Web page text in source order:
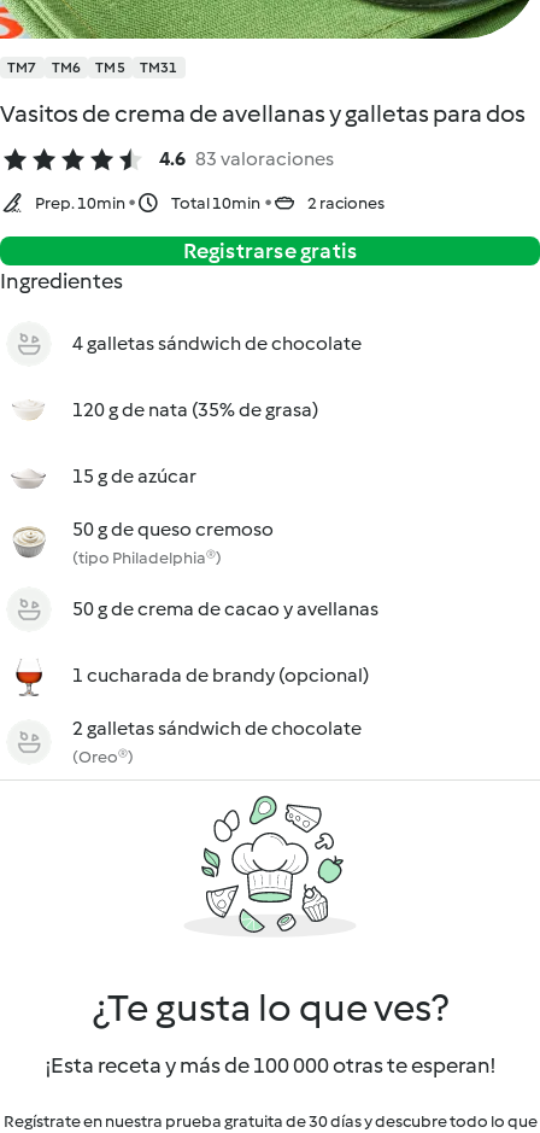
TM7 TM6 TM5 TM31
Vasitos de crema de avellanas y galletas para dos
4.6 83 valoraciones
Prep. 10min Total 10min 2 raciones
Registrarse gratis
Ingredientes
4 galletas sándwich de chocolate
120 g de nata (35% de grasa)
15 g de azúcar
50 g de queso cremoso
(tipo Philadelphia®)
50 g de crema de cacao y avellanas
1 cucharada de brandy (opcional)
2 galletas sándwich de chocolate
(Oreo®)
¿Te gusta lo que ves?
¡Esta receta y más de 100 000 otras te esperan!
Regístrate en nuestra prueba gratuita de 30 días y descubre todo lo que